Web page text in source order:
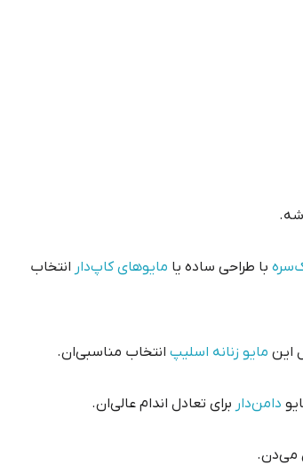
با طراحی ساده یا مایوهای کاپ‌دار انتخاب
این مایو زنانه اسلیپ انتخاب مناسبی‌ان.
دامن‌دار برای تعادل اندام عالی‌ان.
می‌دن.